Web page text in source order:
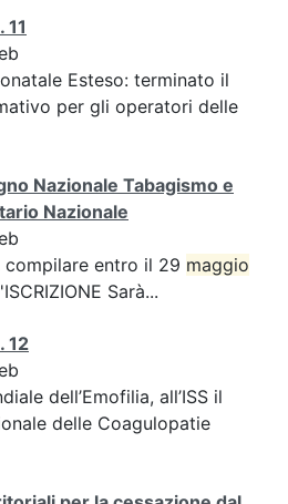
11
Esteso: terminato il
per gli operatori delle
Nazionale Tabagismo e
Nazionale
compilare entro il 29 maggio
Sarà...
12
dell’Emofilia, all’ISS il
delle Coagulopatie